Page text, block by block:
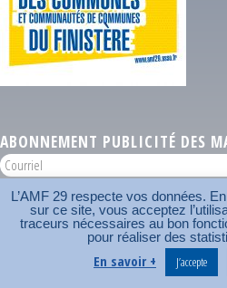
ABONNEMENT PUBLICITÉ DES
AMF 29 © 2026
Plan du site Nos coordonnées Mentions
Carrefour des communes
AMF
L’AMF 29 respecte vos données.
sur ce site, vous acceptez
traceurs nécessaires au bon
pour réaliser des
En savoir + J’accepte